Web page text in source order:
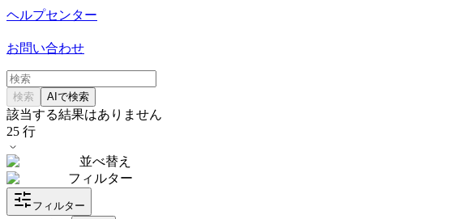
ヘルプセンター
お問い合わせ
検索 AIで検索
該当する結果はありません
25 行
並べ替え
フィルター
フィルター